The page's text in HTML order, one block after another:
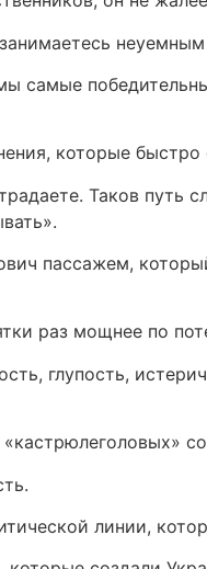
которые
Таков
пассажем,
раз мощнее по
глупость,
линии,